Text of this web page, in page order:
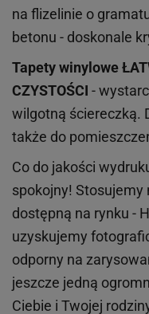
na flizelinie o
betonu - doskonale
Tapety winylowe
CZYSTOŚCI -
wilgotną ściereczką.
także do
Co do jakości
spokojny! Stosujemy
dostępną na rynku -
uzyskujemy
odporny na
jeszcze jedną
Ciebie i Twojej